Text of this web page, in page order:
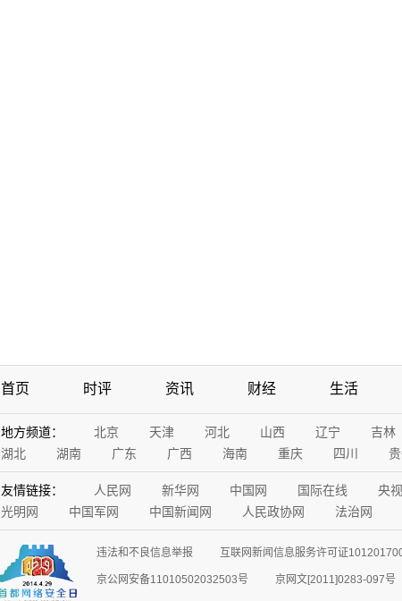
首页 时评 资讯 财经 生活
地方频道： 北京 天津 河北 山西 辽宁 吉林
湖北
湖南 广东 广西 海南 重庆 四川
友情链接： 人民网 新华网 中国网 国际在线 央
光明网
中国军网 中国新闻网 人民政协网 法治网
违法和不良信息举报 互联网新闻信息服务许可证
京公网安备11010502032503号 京网文[2011]0283-097号